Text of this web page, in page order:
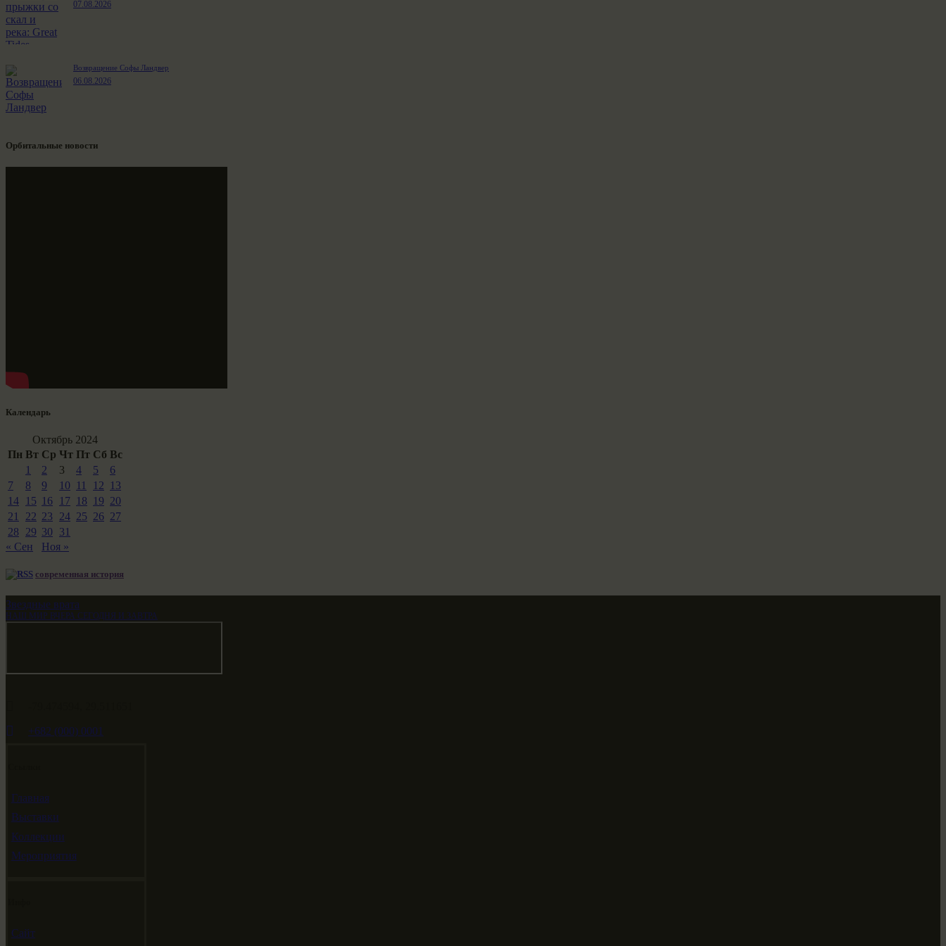
07.08.2026
Возвращение Софы Ландвер
06.08.2026
Орбитальные новости
Календарь
Октябрь 2024
Пн Вт Ср Чт Пт Сб Вс
1
2 3 4 5
6
7
8 9 10 11 12
13
14
15 16 17 18 19 20
21
22 23 24 25 26 27
28
29 30
31
« Сен
Ноя »
современная история
Звездные врата
НАШ МИР ВЧЕРА СЕГОДНЯ И ЗАВТРА
+682 (000) 0001
Главная
Выставки
Коллекции
Мероприятия
Сайт